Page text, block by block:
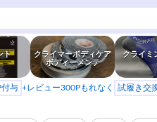
ト
クライマーボディケア
ボディーメンテ
クライミ
付与 +レビュー300Pもれなく 試履き交